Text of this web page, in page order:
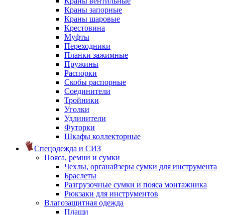
Краны запорные
Краны шаровые
Крестовина
Муфты
Переходники
Планки зажимные
Пружины
Распорки
Скобы распорные
Соединители
Тройники
Уголки
Удлинители
Футорки
Шкафы коллекторные
Спецодежда и СИЗ
Пояса, ремни и сумки
Чехлы, органайзеры сумки для инструмента
Браслеты
Разгрузочные сумки и пояса монтажника
Рюкзаки для инструментов
Влагозащитная одежда
Плащи